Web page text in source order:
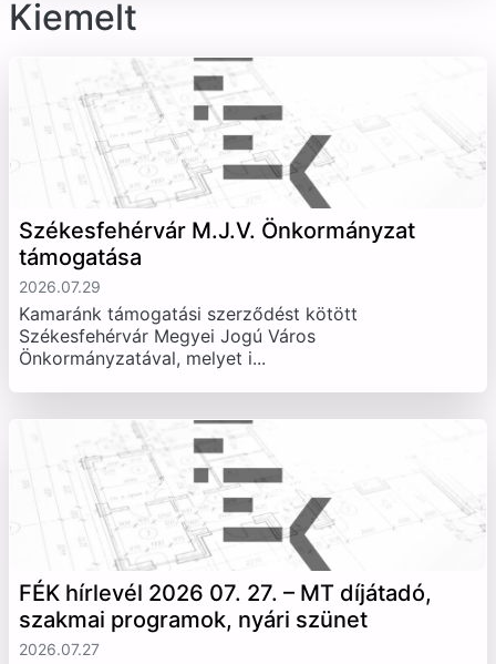
Kiemelt
Székesfehérvár M.J.V. Önkormányzat
támogatása
2026.07.29
Kamaránk támogatási szerződést kötött
Székesfehérvár Megyei Jogú Város
Önkormányzatával, melyet i...
FÉK hírlevél 2026 07. 27. – MT díjátadó,
szakmai programok, nyári szünet
2026.07.27